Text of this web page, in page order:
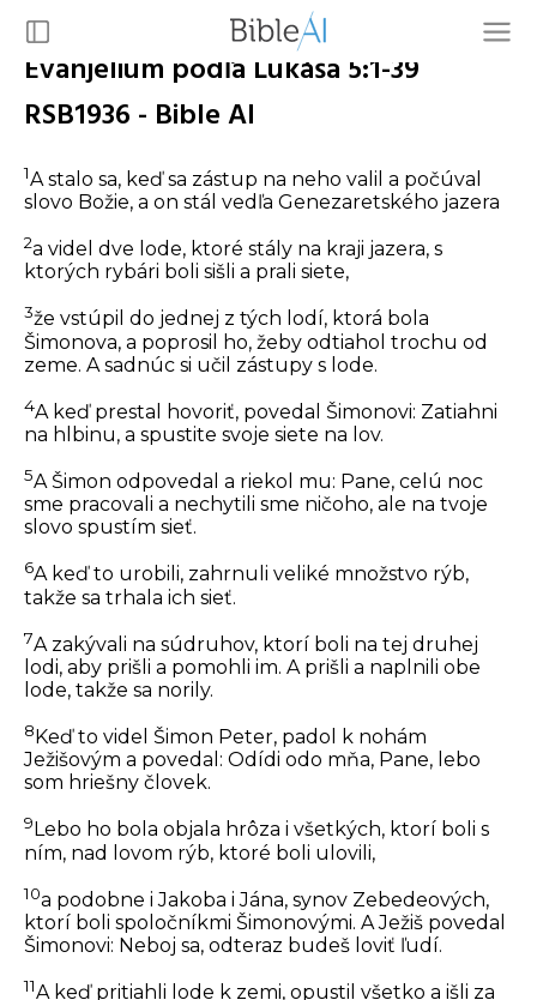
Evanjelium podľa Lukáša 5:1-39
RSB1936 - Bible AI
1A stalo sa, keď sa zástup na neho valil a počúval
slovo Božie, a on stál vedľa Genezaretského jazera
2a videl dve lode, ktoré stály na kraji jazera, s
ktorých rybári boli sišli a prali siete,
3že vstúpil do jednej z tých lodí, ktorá bola
Šimonova, a poprosil ho, žeby odtiahol trochu od
zeme. A sadnúc si učil zástupy s lode.
4A keď prestal hovoriť, povedal Šimonovi: Zatiahni
na hlbinu, a spustite svoje siete na lov.
5A Šimon odpovedal a riekol mu: Pane, celú noc
sme pracovali a nechytili sme ničoho, ale na tvoje
slovo spustím sieť.
6A keď to urobili, zahrnuli veliké množstvo rýb,
takže sa trhala ich sieť.
7A zakývali na súdruhov, ktorí boli na tej druhej
lodi, aby prišli a pomohli im. A prišli a naplnili obe
lode, takže sa norily.
8 Keď to videl Šimon Peter, padol k nohám
Ježišovým a povedal: Odídi odo mňa, Pane, lebo
som hriešny človek.
9 Lebo ho bola objala hrôza i všetkých, ktorí boli s
ním, nad lovom rýb, ktoré boli ulovili,
10a podobne i Jakoba i Jána, synov Zebedeových,
ktorí boli spoločníkmi Šimonovými. A Ježiš povedal
Šimonovi: Neboj sa, odteraz budeš loviť ľudí.
11A keď pritiahli lode k zemi, opustil všetko a išli za